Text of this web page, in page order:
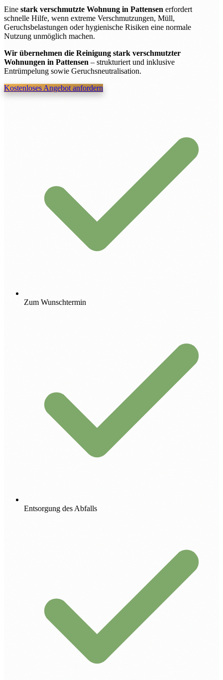
Eine stark verschmutzte Wohnung in Pattensen erfordert
schnelle Hilfe, wenn extreme Verschmutzungen, Müll,
Geruchsbelastungen oder hygienische Risiken eine normale
Nutzung unmöglich machen.
Wir übernehmen die Reinigung stark verschmutzter
Wohnungen in Pattensen – strukturiert und inklusive
Entrümpelung sowie Geruchsneutralisation.
Kostenloses Angebot anfordern
Zum Wunschtermin
Entsorgung des Abfalls